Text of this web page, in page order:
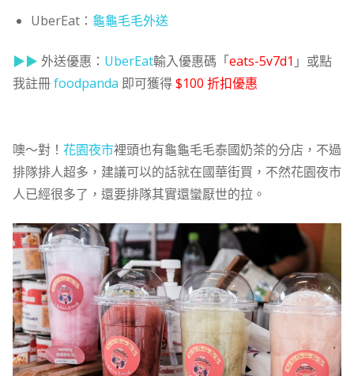
UberEat： 龜龜毛毛外送
▶▶ 外送優惠： UberEat輸入優惠碼「eats-5v7d1 」或點
我註冊foodpanda 即可獲得$100 折扣優惠
噢～對！ 花園夜市裡頭也有龜龜毛毛泰國奶茶的分店，不過
排隊排人超多，建議可以的話就在國華街買，不然花園夜市
人已經很多了，還要排隊其實還蠻厭世的拉。